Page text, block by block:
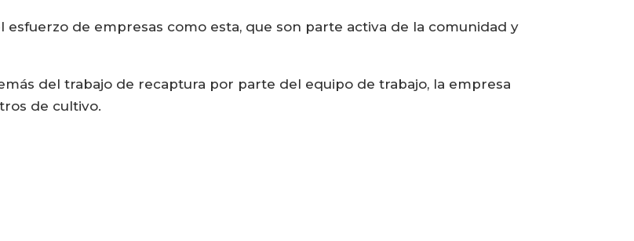
esfuerzo de empresas como esta, que son parte activa de la comunidad y
del trabajo de recaptura por parte del equipo de trabajo, la empresa
de cultivo.